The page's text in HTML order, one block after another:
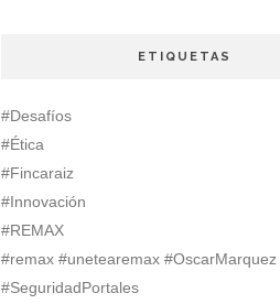
ETIQUETAS
#Desafíos
#Ética
#Fincaraiz
#Innovación
#REMAX
#remax #unetearemax #OscarMarquez
#SeguridadPortales